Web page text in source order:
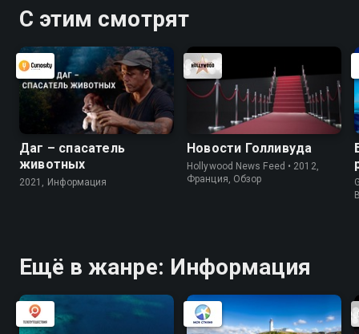
С этим смотрят
Даг – спасатель
животных
2021, Информация
Новости Голливуда
Hollywood News Feed • 2012,
Франция, Обзор
Ещё в жанре: Информация